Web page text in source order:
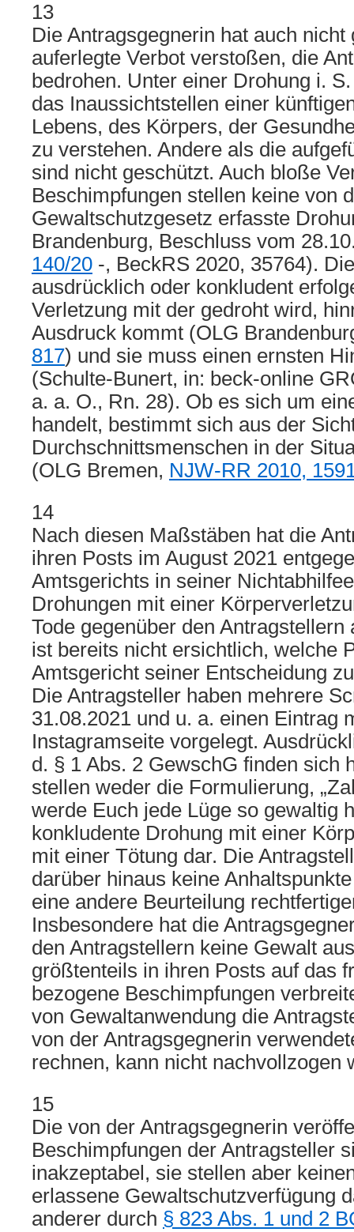
13
Die Antragsgegnerin hat auch nicht
auferlegte Verbot verstoßen, die
bedrohen. Unter einer Drohung i.
das Inaussichtstellen einer
Lebens, des Körpers, der
zu verstehen. Andere als die
sind nicht geschützt. Auch bloße
Beschimpfungen stellen keine von
Gewaltschutzgesetz erfasste
Brandenburg, Beschluss vom
140/20 -, BeckRS 2020, 35764).
ausdrücklich oder konkludent
Verletzung mit der gedroht wird,
Ausdruck kommt (OLG
817) und sie muss einen ernsten
(Schulte-Bunert, in: beck-online
a. a. O., Rn. 28). Ob es sich um
handelt, bestimmt sich aus der
Durchschnittsmenschen in der
(OLG Bremen, NJW-RR 2010,
14
Nach diesen Maßstäben hat die
ihren Posts im August 2021
Amtsgerichts in seiner
Drohungen mit einer
Tode gegenüber den Antragstellern
ist bereits nicht ersichtlich, welche
Amtsgericht seiner Entscheidung
Die Antragsteller haben mehrere
31.08.2021 und u. a. einen Eintrag
Instagramseite vorgelegt.
d. § 1 Abs. 2 GewschG finden sich
stellen weder die Formulierung,
werde Euch jede Lüge so gewaltig
konkludente Drohung mit einer
mit einer Tötung dar. Die
darüber hinaus keine
eine andere Beurteilung
Insbesondere hat die
den Antragstellern keine Gewalt
größtenteils in ihren Posts auf das
bezogene Beschimpfungen
von Gewaltanwendung die
von der Antragsgegnerin
rechnen, kann nicht nachvollzogen
15
Die von der Antragsgegnerin
Beschimpfungen der Antragsteller
inakzeptabel, sie stellen aber
erlassene Gewaltschutzverfügung
anderer durch § 823 Abs. 1 und 2